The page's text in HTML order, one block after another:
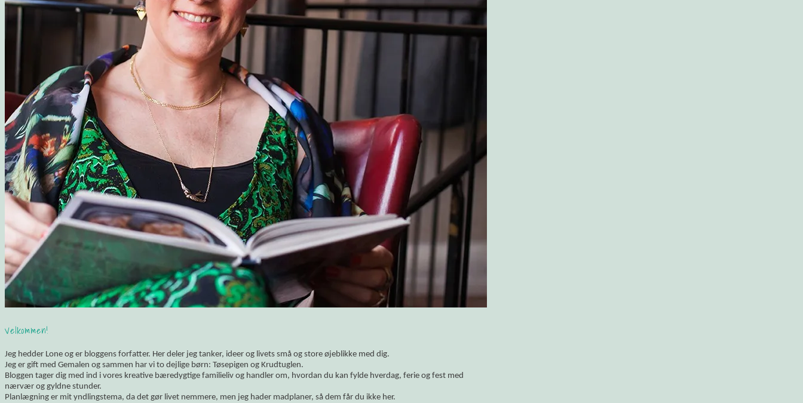
Velkommen!
Jeg hedder Lone og er bloggens forfatter. Her deler jeg tanker, ideer og livets små og store øjeblikke med dig.
Jeg er gift med Gemalen og sammen har vi to dejlige børn: Tøsepigen og Krudtuglen.
Bloggen tager dig med ind i vores kreative bæredygtige familieliv og handler om, hvordan du kan fylde hverdag, ferie og fest med
nærvær og gyldne stunder.
Planlægning er mit yndlingstema, da det gør livet nemmere, men jeg hader madplaner, så dem får du ikke her.